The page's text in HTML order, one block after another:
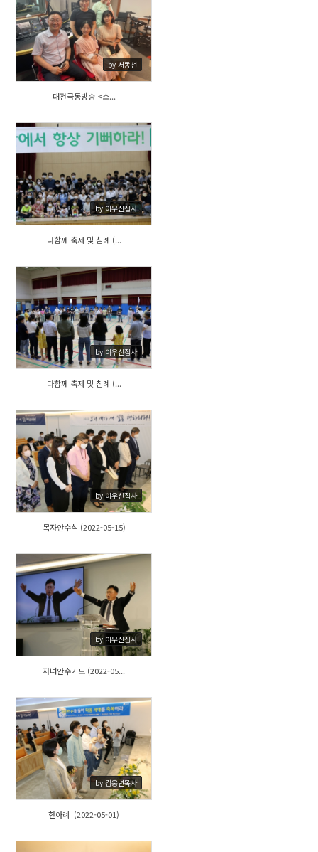
by 서동선
783
대전극동방송 <소...
by 이우신집사
다함께 축제 및 침례 (...
by 이우신집사
627
다함께 축제 및 침례 (...
by 이우신집사
694
목자안수식 (2022-05-15)
by 이우신집사
500
자녀안수기도 (2022-05...
by 김웅년목사
596
헌아례_(2022-05-01)